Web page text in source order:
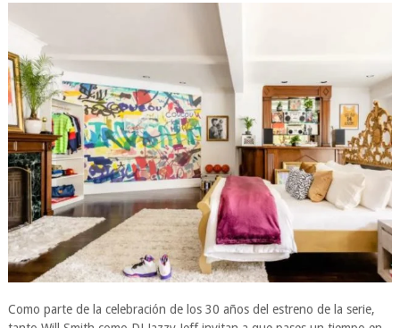
Como parte de la celebración de los 30 años del estreno de la serie,